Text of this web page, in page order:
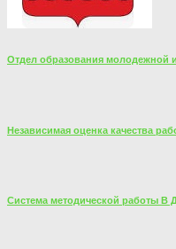
Отдел образования молодежной
Независимая оценка качества
Система методической работы В